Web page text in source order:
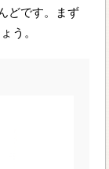
どです。まず
う。